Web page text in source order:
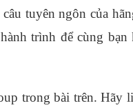
tuyên ngôn của
trình để cùng bạn
trong bài trên. Hãy